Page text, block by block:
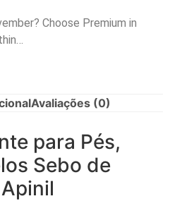
? Choose Premium in
Avaliações (0)
para Pés,
Sebo de